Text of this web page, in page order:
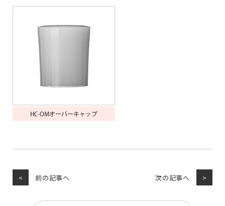
前の記事へ 次の記事へ